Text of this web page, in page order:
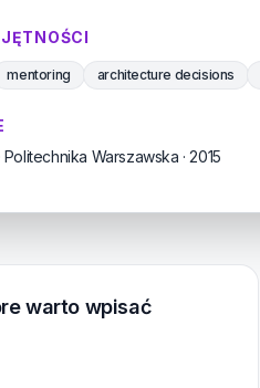
mentoring architecture decisions
Warszawska · 2015
warto wpisać